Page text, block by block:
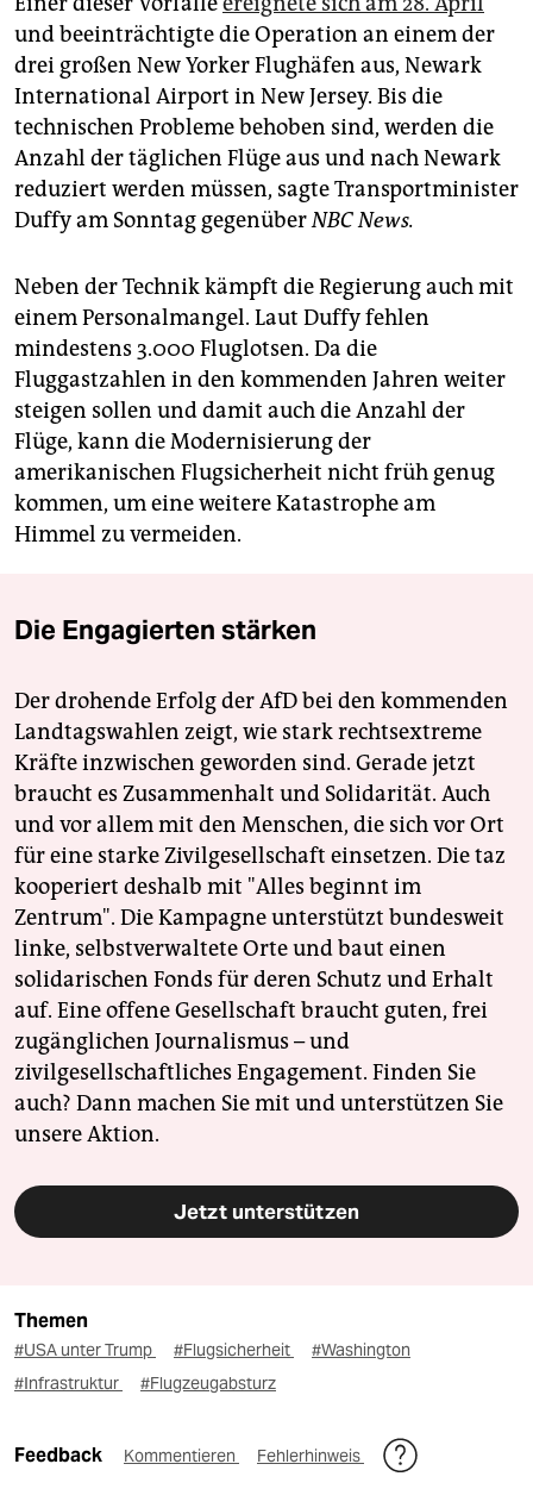
und beeinträchtigte die Operation an einem der
drei großen New Yorker Flughäfen aus, Newark
International Airport in New Jersey. Bis die
technischen Probleme behoben sind, werden die
Anzahl der täglichen Flüge aus und nach Newark
reduziert werden müssen, sagte Transportminister
Duffy am Sonntag gegenüberNBC News.
Neben der Technik kämpft die Regierung auch mit
einem Personalmangel. Laut Duffy fehlen
mindestens 3.000 Fluglotsen. Da die
Fluggastzahlen in den kommenden Jahren weiter
steigen sollen und damit auch die Anzahl der
Flüge, kann die Modernisierung der
amerikanischen Flugsicherheit nicht früh genug
kommen, um eine weitere Katastrophe am
Himmel zu vermeiden.
Die Engagierten stärken
Der drohende Erfolg der AfD bei den kommenden
Landtagswahlen zeigt, wie stark rechtsextreme
Kräfte inzwischen geworden sind. Gerade jetzt
braucht es Zusammenhalt und Solidarität. Auch
und vor allem mit den Menschen, die sich vor Ort
für eine starke Zivilgesellschaft einsetzen. Die taz
kooperiert deshalb mit "Alles beginnt im
Zentrum". Die Kampagne unterstützt bundesweit
linke, selbstverwaltete Orte und baut einen
solidarischen Fonds für deren Schutz und Erhalt
auf. Eine offene Gesellschaft braucht guten, frei
zugänglichen Journalismus – und
zivilgesellschaftliches Engagement. Finden Sie
auch? Dann machen Sie mit und unterstützen Sie
unsere Aktion.
Jetzt unterstützen
Themen
#USA unter Trump #Flugsicherheit
#Washington
#Infrastruktur
#Flugzeugabsturz
Feedback Kommentieren Fehlerhinweis